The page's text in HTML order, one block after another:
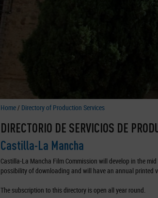
Home/ Directory of Production Services
DIRECTORIO DE SERVICIOS DE
Castilla-La Mancha
Castilla-La Mancha Film Commission will develop in the
possibility of downloading and will have an annual printed
The subscription to this directory is open all year round.